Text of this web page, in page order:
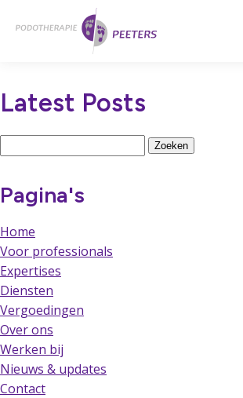
hoofdinhoud
Latest Posts
Pagina's
Home
Voor professionals
Expertises
Diensten
Vergoedingen
Over ons
Werken bij
Nieuws & updates
Contact